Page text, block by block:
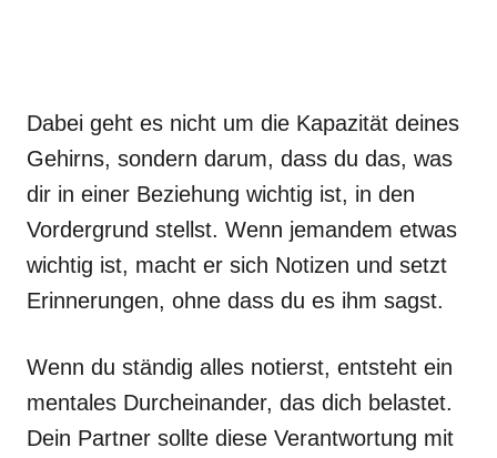
Dabei geht es nicht um die Kapazität deines
Gehirns, sondern darum, dass du das, was
dir in einer Beziehung wichtig ist, in den
Vordergrund stellst. Wenn jemandem etwas
wichtig ist, macht er sich Notizen und setzt
Erinnerungen, ohne dass du es ihm sagst.
Wenn du ständig alles notierst, entsteht ein
mentales Durcheinander, das dich belastet.
Dein Partner sollte diese Verantwortung mit